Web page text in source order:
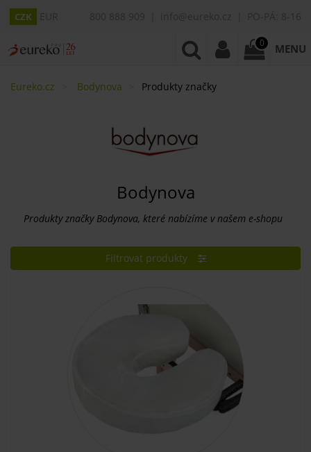
CZK
0 MENU
Eureko.cz Bodynova Produkty značky
Bodynova
Produkty značky Bodynova, které nabízíme v našem e-shopu
Filtrovat produkty